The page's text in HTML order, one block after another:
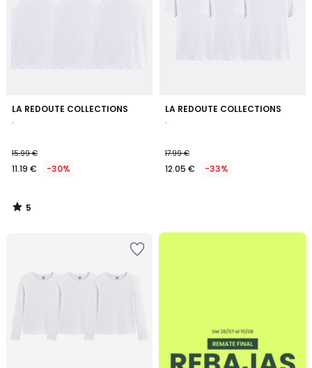
LA REDOUTE COLLECTIONS
.
15.99 €
11.19 € -30%
5
5
/
LA REDOUTE COLLECTIONS
.
17.99 €
12.05 € -33%
.